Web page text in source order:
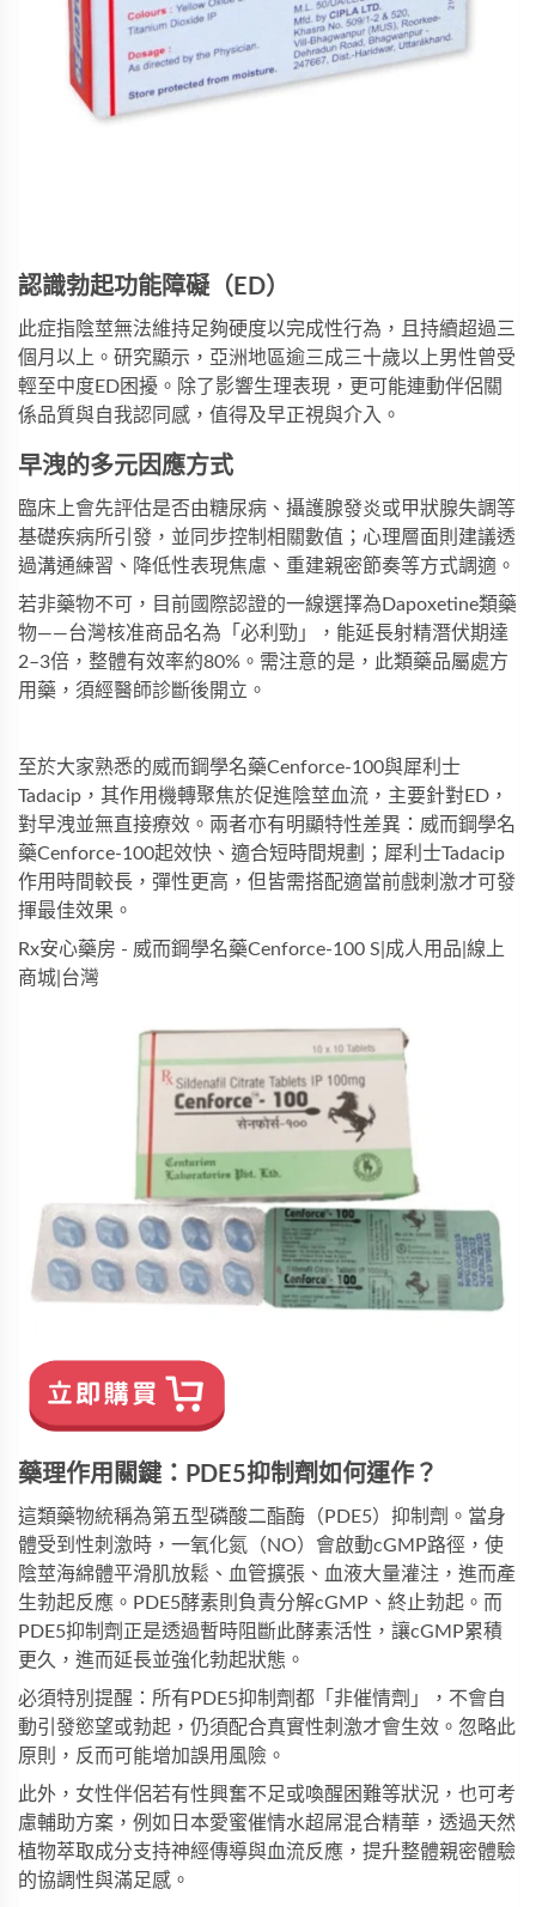
認識勃起功能障礙（ED）
此症指陰莖無法維持足夠硬度以完成性行為，且持續超過三
個月以上。研究顯示，亞洲地區逾三成三十歲以上男性曾受
輕至中度ED困擾。除了影響生理表現，更可能連動伴侶關
係品質與自我認同感，值得及早正視與介入。
早洩的多元因應方式
臨床上會先評估是否由糖尿病、攝護腺發炎或甲狀腺失調等
基礎疾病所引發，並同步控制相關數值；心理層面則建議透
過溝通練習、降低性表現焦慮、重建親密節奏等方式調適。
若非藥物不可，目前國際認證的一線選擇為Dapoxetine類藥
物——台灣核准商品名為「必利勁」，能延長射精潛伏期達
2–3倍，整體有效率約80%。需注意的是，此類藥品屬處方
用藥，須經醫師診斷後開立。
至於大家熟悉的威而鋼學名藥Cenforce-100與犀利士
Tadacip ，其作用機轉聚焦於促進陰莖血流，主要針對ED，
對早洩並無直接療效。兩者亦有明顯特性差異： 威而鋼學名
藥Cenforce-100起效快、適合短時間規劃； 犀利士Tadacip
作用時間較長，彈性更高，但皆需搭配適當前戲刺激才可發
揮最佳效果。
Rx安心藥房 - 威而鋼學名藥Cenforce-100 S|成人用品|線上
商城|台灣
藥理作用關鍵：PDE5抑制劑如何運作？
這類藥物統稱為第五型磷酸二酯酶（PDE5）抑制劑。當身
體受到性刺激時，一氧化氮（NO）會啟動cGMP路徑，使
陰莖海綿體平滑肌放鬆、血管擴張、血液大量灌注，進而產
生勃起反應。PDE5酵素則負責分解cGMP、終止勃起。而
PDE5抑制劑正是透過暫時阻斷此酵素活性，讓cGMP累積
更久，進而延長並強化勃起狀態。
必須特別提醒：所有PDE5抑制劑都「非催情劑」，不會自
動引發慾望或勃起，仍須配合真實性刺激才會生效。忽略此
原則，反而可能增加誤用風險。
此外，女性伴侶若有性興奮不足或喚醒困難等狀況，也可考
慮輔助方案，例如 日本愛蜜催情水超屌混合精華 ，透過天然
植物萃取成分支持神經傳導與血流反應，提升整體親密體驗
的協調性與滿足感。